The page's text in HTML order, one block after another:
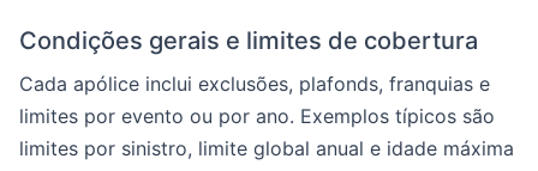
Condições gerais e limites de cobertura
Cada apólice inclui exclusões, plafonds, franquias e
limites por evento ou por ano. Exemplos típicos são
limites por sinistro, limite global anual e idade máxima